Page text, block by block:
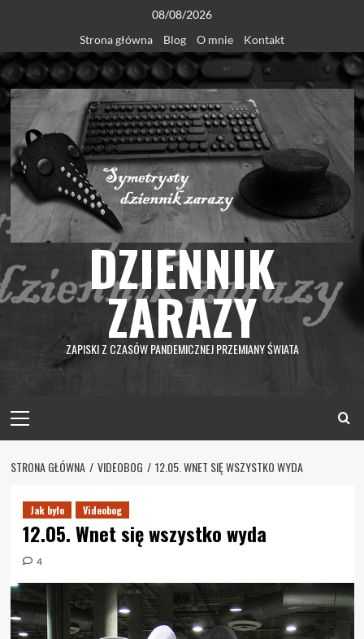
content
08/08/2026
Strona główna
Blog O mnie Kontakt
DZIENNIK
ZARAZY
ZAPISKI Z CZASÓW PANDEMICZNEJ PRZEMIANY ŚWIATA
Menu
STRONA GŁÓWNA VIDEOBOG 12.05. WNET SIĘ WSZYSTKO WYDA
Jak było Videobog
12.05. Wnet się wszystko wyda
4